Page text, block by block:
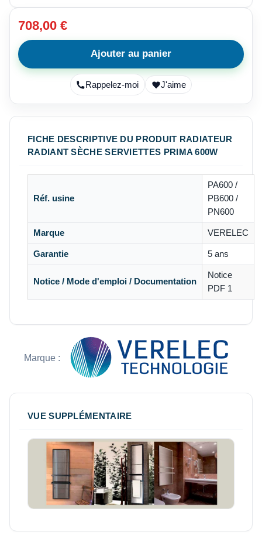
708,00 €
Ajouter au panier
Rappelez-moi J'aime
FICHE DESCRIPTIVE DU PRODUIT RADIATEUR
RADIANT SÈCHE SERVIETTES PRIMA 600W
Réf. usine
PA600 /
PB600 /
PN600
Marque VERELEC
Garantie 5 ans
Notice / Mode d'emploi / Documentation
Notice
PDF 1
Marque :
VUE SUPPLÉMENTAIRE